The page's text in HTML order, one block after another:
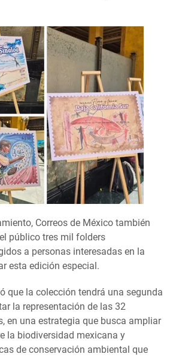
Correos de México también
público tres mil folders
a personas interesadas en la
esta edición especial.
que la colección tendrá una segunda
la representación de las 32
en una estrategia que busca ampliar
la biodiversidad mexicana y
de conservación ambiental que